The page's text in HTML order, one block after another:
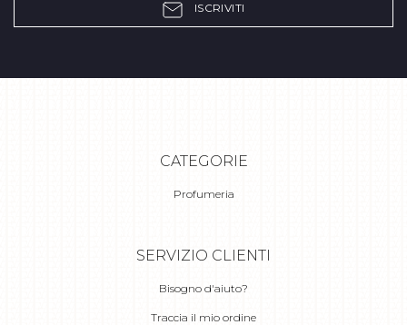
ISCRIVITI
CATEGORIE
Profumeria
SERVIZIO CLIENTI
Bisogno d'aiuto?
Traccia il mio ordine